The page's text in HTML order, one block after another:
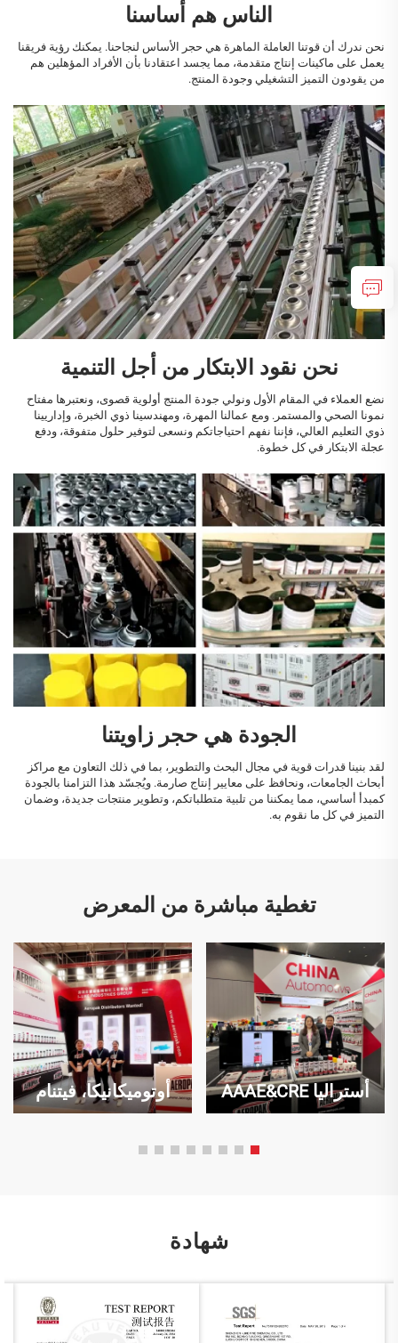
الناس هم أساسنا
نحن ندرك أن قوتنا العاملة الماهرة هي حجر الأساس لنجاحنا. يمكنك رؤية فريقنا
يعمل على ماكينات إنتاج متقدمة، مما يجسد اعتقادنا بأن الأفراد المؤهلين هم
من يقودون التميز التشغيلي وجودة المنتج.
نحن نقود الابتكار من أجل التنمية
نضع العملاء في المقام الأول ونولي جودة المنتج أولوية قصوى، ونعتبرها مفتاح
نمونا الصحي والمستمر. ومع عمالنا المهرة، ومهندسينا ذوي الخبرة، وإداريينا
ذوي التعليم العالي، فإننا نفهم احتياجاتكم ونسعى لتوفير حلول متفوقة، ودفع
عجلة الابتكار في كل خطوة.
الجودة هي حجر زاويتنا
لقد بنينا قدرات قوية في مجال البحث والتطوير، بما في ذلك التعاون مع مراكز
أبحاث الجامعات، ونحافظ على معايير إنتاج صارمة. ويُجسّد هذا التزامنا بالجودة
كمبدأ أساسي، مما يمكننا من تلبية متطلباتكم، وتطوير منتجات جديدة، وضمان
التميز في كل ما نقوم به.
تغطية مباشرة من المعرض
أستراليا AAAE&CRE أوتوميكانيكا، فيتنام
شهادة